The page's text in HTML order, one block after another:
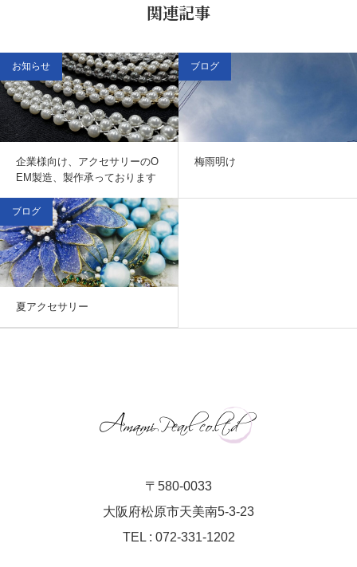
関連記事
お知らせ
企業様向け、アクセサリーのO
EM製造、製作承っております
ブログ
梅雨明け
ブログ
夏アクセサリー
〒580-0033
大阪府松原市天美南5-3-23
TEL : 072-331-1202